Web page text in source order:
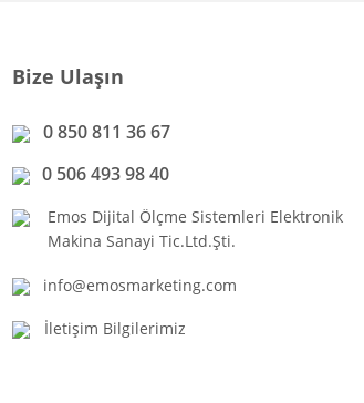
Bize Ulaşın
0 850 811 36 67
0 506 493 98 40
Emos Dijital Ölçme Sistemleri Elektronik
Makina Sanayi Tic.Ltd.Şti.
info@emosmarketing.com
İletişim Bilgilerimiz